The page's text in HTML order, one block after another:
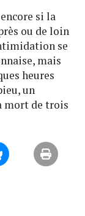
si la
ou de loin
se
mais
heures
un
mort de trois